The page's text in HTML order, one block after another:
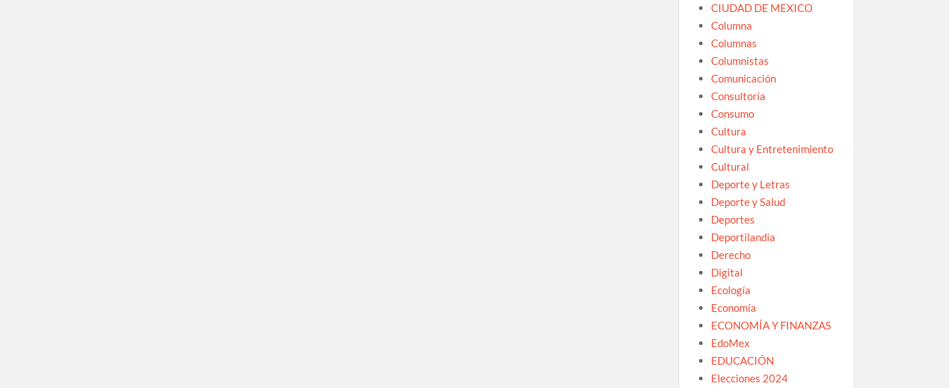
CIUDAD DE MEXICO
Columna
Columnas
Columnistas
Comunicación
Consultoría
Consumo
Cultura
Cultura y Entretenimiento
Cultural
Deporte y Letras
Deporte y Salud
Deportes
Deportilandia
Derecho
Digital
Ecología
Economía
ECONOMÍA Y FINANZAS
EdoMex
EDUCACIÓN
Elecciones 2024